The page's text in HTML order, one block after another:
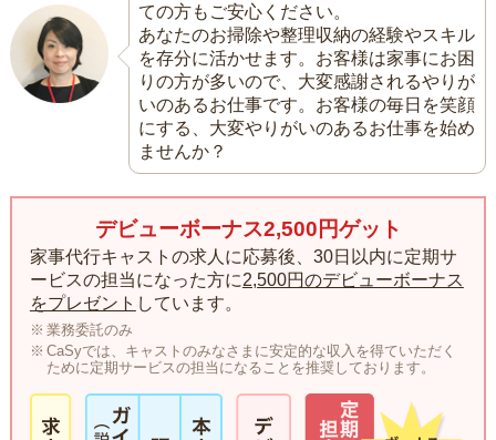
ての方もご安心ください。
あなたのお掃除や整理収納の経験やスキル
を存分に活かせます。お客様は家事にお困
りの方が多いので、大変感謝されるやりが
いのあるお仕事です。お客様の毎日を笑顔
にする、大変やりがいのあるお仕事を始め
ませんか？
デビューボーナス2,500円ゲット
家事代行キャストの求人に応募後、30日以内に定期サ
ービスの担当になった方に2,500円のデビューボーナス
をプレゼント しています。
業務委託のみ
CaSyでは、キャストのみなさまに安定的な収入を得ていただく
ために定期サービスの担当になることを推奨しております。